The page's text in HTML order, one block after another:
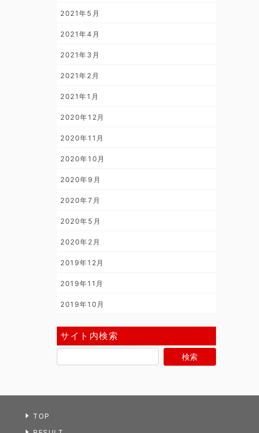
2021年5月
2021年4月
2021年3月
2021年2月
2021年1月
2020年12月
2020年11月
2020年10月
2020年9月
2020年7月
2020年5月
2020年2月
2019年12月
2019年11月
2019年10月
サイト内検索
TOP